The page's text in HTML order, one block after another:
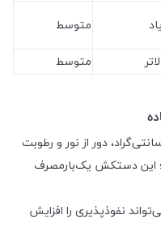
متوسط
متوسط
این دستکش یک‌بارمصرف
نفوذپذیری را افزایش